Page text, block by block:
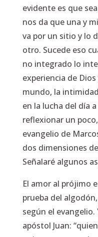
evidente es que
nos da que una y
va por un sitio y lo
otro. Sucede eso
no integrado lo
experiencia de
mundo, la
en la lucha del día
reflexionar un
evangelio de
dos dimensiones
Señalaré algunos
El amor al prójimo
prueba del
según el evangelio.
apóstol Juan: